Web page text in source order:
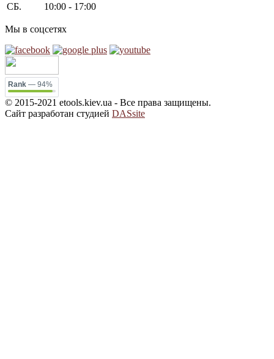
СБ.
10:00 - 17:00
Мы в соцсетях
Rank — 94%
© 2015-2021 etools.kiev.ua - Все права защищены.
Сайт разработан студией DASsite